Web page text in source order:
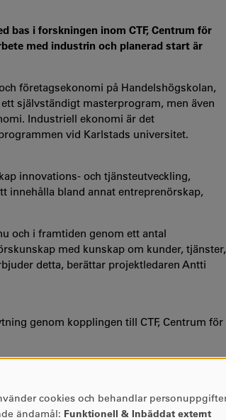
bas i forskningen inom CTF, Centrum för
med industrin och planerad start är
företagsekonomi på Handelshögskolan,
självständigt masterprogram, men även
Industriell ekonomi är det
vid Karlstads universitet.
innovations- och tjänsteutveckling,
innehålla bland annat entreprenörskap,
och i framtiden genom ett antal
med kunskap om kunder, tjänster,
detta, berättar projektledaren Antti
genom kopplingen till CTF, Centrum för
masterprogram av hög kvalitet. Vi
industriell ekonomi vid andra lärosäten
pedagogik och undervisningsmetoder vid
och ämnesföreståndare för
cookies och behandlar
ändamål: Funktionell & Inbäddat externt